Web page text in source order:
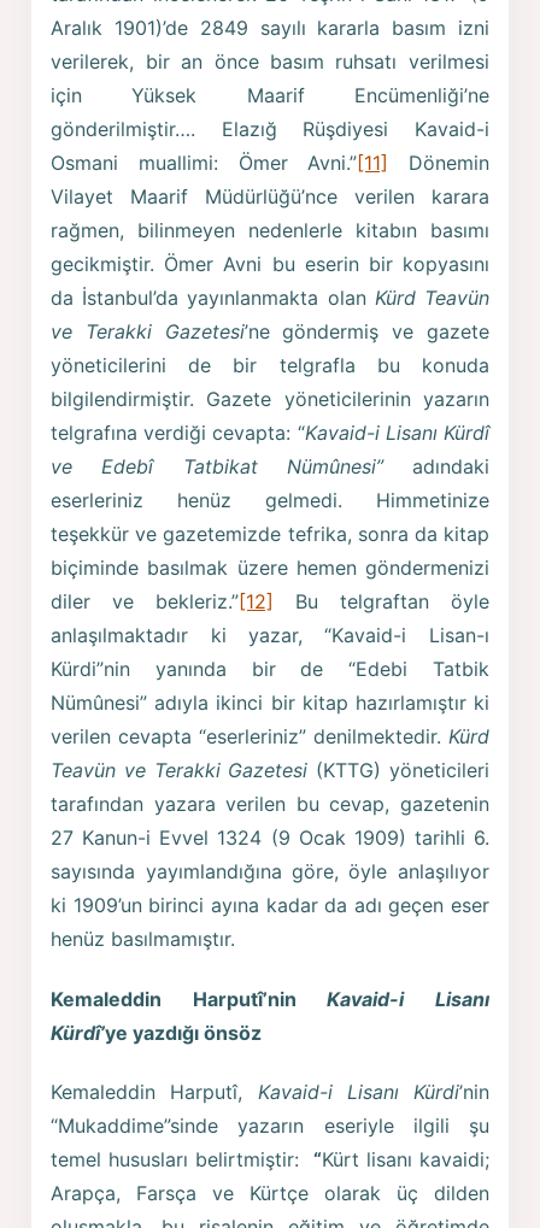
Aralık 1901)’de 2849 sayılı kararla basım izni
verilerek, bir an önce basım ruhsatı verilmesi
için Yüksek Maarif Encümenliği’ne
gönderilmiştir…. Elazığ Rüşdiyesi Kavaid-i
Osmani muallimi: Ömer Avni.”[11]
Dönemin
Vilayet Maarif Müdürlüğü’nce verilen karara
rağmen, bilinmeyen nedenlerle kitabın basımı
gecikmiştir. Ömer Avni bu eserin bir kopyasını
da İstanbul’da yayınlanmakta olan Kürd Teavün
ve Terakki Gazetesi’ne göndermiş ve gazete
yöneticilerini de bir telgrafla bu konuda
bilgilendirmiştir. Gazete yöneticilerinin yazarın
telgrafına verdiği cevapta: “Kavaid-i Lisanı Kürdî
ve Edebî Tatbikat Nümûnesi”adındaki
eserleriniz henüz gelmedi. Himmetinize
teşekkür ve gazetemizde tefrika, sonra da kitap
biçiminde basılmak üzere hemen göndermenizi
diler ve bekleriz.”[12]
Bu telgraftan öyle
anlaşılmaktadır ki yazar, “Kavaid-i Lisan-ı
Kürdi”nin yanında bir de “Edebi Tatbik
Nümûnesi” adıyla ikinci bir kitap hazırlamıştır ki
verilen cevapta “eserleriniz” denilmektedir. Kürd
Teavün ve Terakki Gazetesi (KTTG) yöneticileri
tarafından yazara verilen bu cevap, gazetenin
27 Kanun-i Evvel 1324 (9 Ocak 1909) tarihli 6.
sayısında yayımlandığına göre, öyle anlaşılıyor
ki 1909’un birinci ayına kadar da adı geçen eser
henüz basılmamıştır.
Kemaleddin Harputî’ninKavaid-i Lisanı
Kürdî’ye yazdığı önsöz
Kemaleddin Harputî, Kavaid-i Lisanı Kürdi’nin
“Mukaddime”sinde yazarın eseriyle ilgili şu
temel hususları belirtmiştir: “Kürt lisanı kavaidi;
Arapça, Farsça ve Kürtçe olarak üç dilden